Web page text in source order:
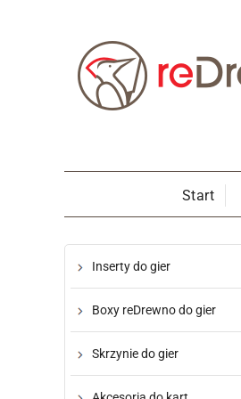
Start
Inserty do gier
Boxy reDrewno do gier
Skrzynie do gier